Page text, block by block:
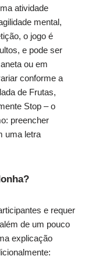
atividade
mental,
o jogo é
e pode ser
ou em
conforme a
de Frutas,
Stop – o
preencher
uma letra
e requer
de um pouco
explicação